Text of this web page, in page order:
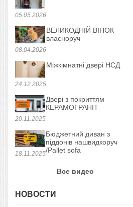
05.05.2026
08.04.2026
ВЕЛИКОДНІЙ ВІНОК
власноруч
24.12.2025
Міжкімнатні двері НСД
20.11.2025
Двері з покриттям
КЕРАМОГРАНІТ
18.11.2025
Бюджетний диван з
піддонів нашвидкоруч
/Pallet sofa
Все видео
НОВОСТИ